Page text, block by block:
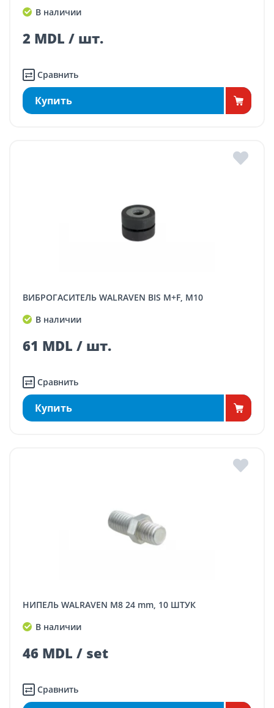
В наличии
2 MDL / шт.
Сравнить
Купить
ВИБРОГАСИТЕЛЬ WALRAVEN BIS M+F, M10
В наличии
61 MDL / шт.
Сравнить
Купить
НИПЕЛЬ WALRAVEN M8 24 mm, 10 ШТУК
В наличии
46 MDL / set
Сравнить